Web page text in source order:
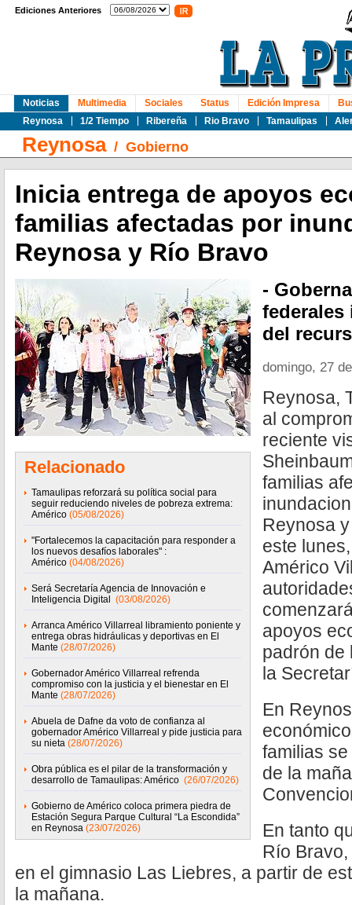
Ediciones Anteriores
Noticias
Reynosa
1/2 Tiempo Ribereña Rio Bravo Tamaulipas
Multimedia Sociales Status Edición Impresa
Reynosa/ Gobierno
Inicia entrega de apoyos
familias afectadas por
Reynosa y Río Bravo
Relacionado
Tamaulipas reforzará su política social para
seguir reduciendo niveles de pobreza extrema:
Américo (05/08/2026)
"Fortalecemos la capacitación para responder a
los nuevos desafíos laborales" :
Américo (04/08/2026)
Será Secretaría Agencia de Innovación e
Inteligencia Digital
(03/08/2026)
Arranca Américo Villarreal libramiento poniente y
entrega obras hidráulicas y deportivas en El
Mante (28/07/2026)
Gobernador Américo Villarreal refrenda
compromiso con la justicia y el bienestar en El
Mante (28/07/2026)
Abuela de Dafne da voto de confianza al
gobernador Américo Villarreal y pide justicia para
su nieta (28/07/2026)
Obra pública es el pilar de la transformación y
desarrollo de Tamaulipas: Américo (26/07/2026)
Gobierno de Américo coloca primera piedra de
Estación Segura Parque Cultural “La Escondida”
en Reynosa (23/07/2026)
-
del
domingo, 27
Reynosa,
al
reciente
familias
Reynosa
este
Américo
apoyos
padrón de
la
En
familias
de la
En tanto
Río
en el gimnasio Las Liebres, a partir de
la mañana.